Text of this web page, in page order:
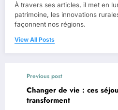
À travers ses articles, il met en
patrimoine, les innovations
façonnent nos régions.
View All Posts
Previous post
Changer de vie : ces
transforment